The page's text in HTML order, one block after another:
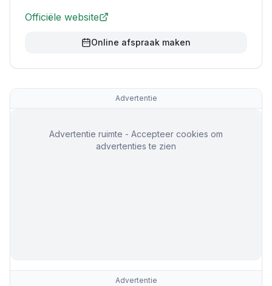
Officiële website
Online afspraak maken
Advertentie
Advertentie ruimte - Accepteer cookies om
advertenties te zien
Advertentie